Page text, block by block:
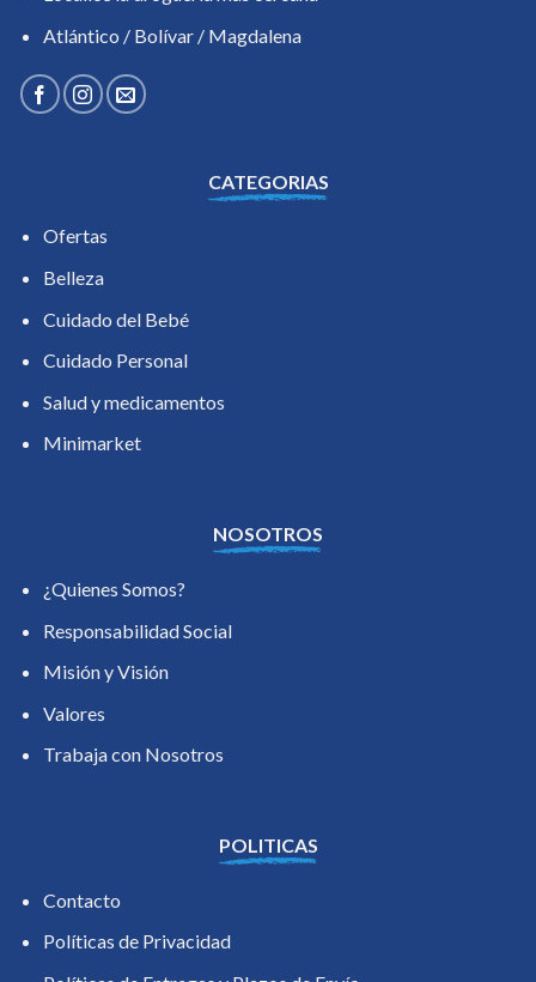
Atlántico / Bolívar / Magdalena
CATEGORIAS
Ofertas
Belleza
Cuidado del Bebé
Cuidado Personal
Salud y medicamentos
Minimarket
NOSOTROS
¿Quienes Somos?
Responsabilidad Social
Misión y Visión
Valores
Trabaja con Nosotros
POLITICAS
Contacto
Políticas de Privacidad